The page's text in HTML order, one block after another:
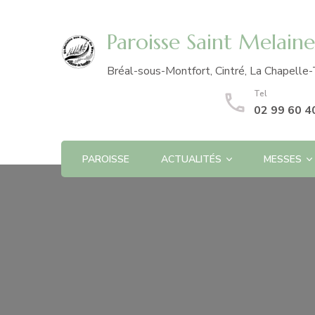
Paroisse Saint
Bréal-sous-Montfort, Cintré, La
Tel
02 99 60
PAROISSE ACTUALITÉS MESSES